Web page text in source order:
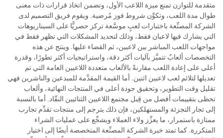
متقدمة للتوازن تمنع ميزة اللاعب الأول، وتضمن اتخاذ قرارات ذات معنى
طوال مدة اللعب، وتكوِّن شروط فوز مُرضية. ويقوم فريق التصميم لدى
الشركة المصنِّعة باختبارات لعبٍ موسَّعة تركز حصريًّا على السيناريوهات
التي يشارك فيها لاعبان فقط، وذلك لتحديد المشكلات التي تظهر فقط في
مواجهات اللعب المباشر بين لاعبين، ثم القضاء عليها. وينتج عن هذه
التخصصات ألعابٌ تتميَّز بآليات أكثر دقة، واستراتيجيات أكثر تطورًا، وقدرة
أعلى على إعادة اللعب مقارنةً بالألعاب متعددة اللاعبين العامة التي تم
تعديلها لتلائم لعب لاعبين اثنين. أما القيمة المقدَّمة للمبدعين والناشرين فهي
تقليل وقت التطوير، وتحقيق جودة أعلى في المنتجات النهائية، وألعاب
تحظى بتقييمات أفضل من قِبل مجتمع اللاعبين الثنائيين النقّاد. أما بالنسبة
إلى تجار التجزئة والمستهلكين، فإن ذلك يترجم إلى منتجات تقدِّم تجارب
ممتازة باستمرار، ما يعزِّز ولاء العملاء ويشجِّع على عمليات الشراء
المتكررة. كما تمتد خبرة الشركة المصنِّعة المتخصصة أيضًا إلى اختيار